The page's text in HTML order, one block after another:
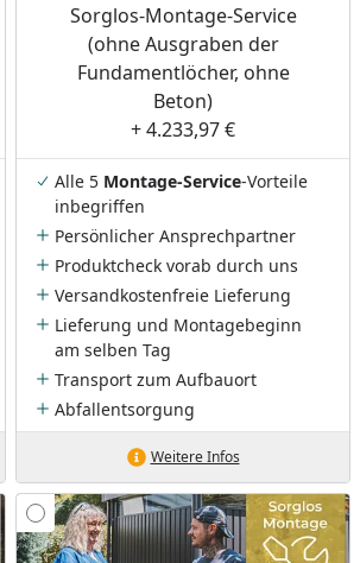
Sorglos-Montage-Service
(ohne Ausgraben der
Fundamentlöcher, ohne
Beton)
+ 4.233,97 €
Alle 5 Montage-Service-Vorteile
inbegriffen
Persönlicher Ansprechpartner
Produktcheck vorab durch uns
Versandkostenfreie Lieferung
Lieferung und Montagebeginn
am selben Tag
Transport zum Aufbauort
Abfallentsorgung
Weitere Infos